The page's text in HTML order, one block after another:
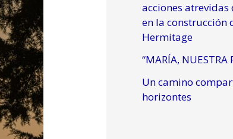
acciones atrevidas
en la construcción
Hermitage
“MARÍA, NUESTRA
Un camino
horizontes